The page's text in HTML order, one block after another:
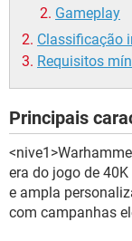
Gameplay
Classificação
Requisitos
Principais
era do jogo de
e ampla
com campanhas